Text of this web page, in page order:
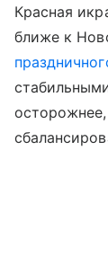
Красная
ближе к